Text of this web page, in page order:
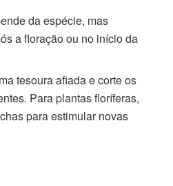
da espécie, mas
a floração ou no início da
tesoura afiada e corte os
Para plantas floríferas,
para estimular novas